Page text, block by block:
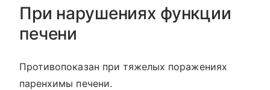
При нарушениях функции
печени
Противопоказан при тяжелых поражениях
паренхимы печени.